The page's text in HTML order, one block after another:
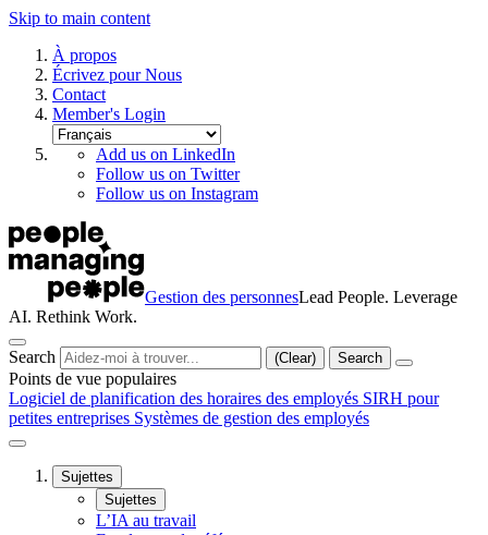
Skip to main content
À propos
Écrivez pour Nous
Contact
Member's Login
Add us on LinkedIn
Follow us on Twitter
Follow us on Instagram
Gestion des personnesLead People. Leverage
AI. Rethink Work.
Search (Clear) Search
Points de vue populaires
Logiciel de planification des horaires des employés SIRH pour
petites entreprises Systèmes de gestion des employés
Sujettes
Sujettes
L’IA au travail